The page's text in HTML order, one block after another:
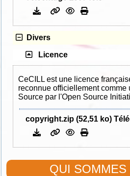
QUI SOMMES
Divers
Licence
CeCILL est une licence
reconnue officiellement comme
Source par l'Open Source
copyright.zip (52,51 ko)